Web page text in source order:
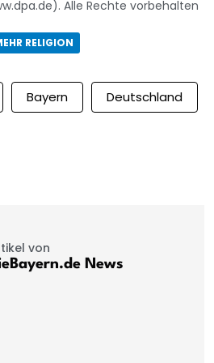
Alle Rechte vorbehalten
RELIGION
Bayern Deutschland
von
News